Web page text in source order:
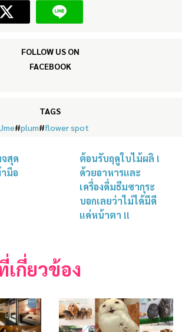
FOLLOW US ON
FACEBOOK
TAGS
#plum#flower spot
สุด
มือ
ต้อนรับฤดูใบไม้ผลิ !
ด้วยอาหารและ
เครื่องดื่มธีมซากุระ
บอกเลยว่าไม่ได้มีดี
แค่หน้าตา !!
กี่ยวข้อง